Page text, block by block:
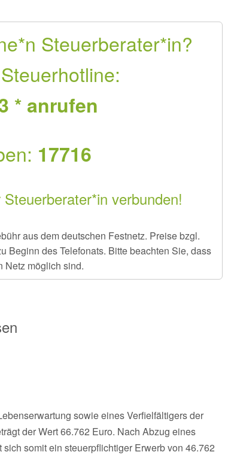
Steuerberater*in?
* anrufen
17716
verbunden!
aus dem deutschen Festnetz. Preise bzgl.
Beginn des Telefonats. Bitte beachten Sie, dass
Netz möglich sind.
sowie eines Verfielfältigers der
der Wert 66.762 Euro. Nach Abzug eines
somit ein steuerpflichtiger Erwerb von 46.762